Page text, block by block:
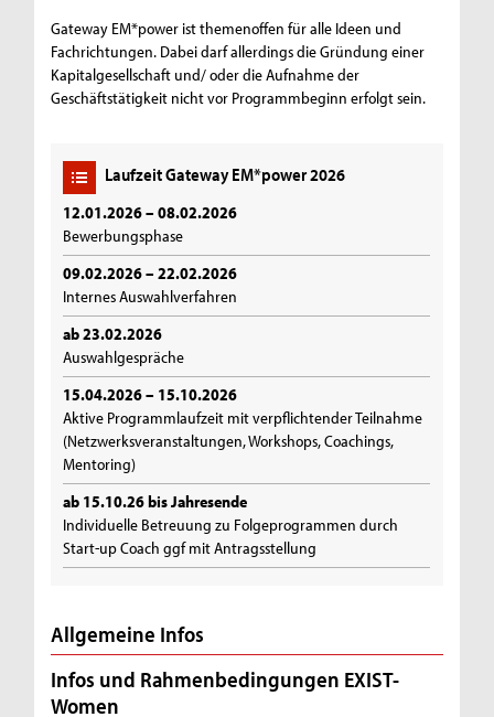
Gateway EM*power ist themenoffen für alle Ideen und
Fachrichtungen. Dabei darf allerdings die Gründung einer
Kapitalgesellschaft und/ oder die Aufnahme der
Geschäftstätigkeit nicht vor Programmbeginn erfolgt sein.
Laufzeit Gateway EM*power 2026
12.01.2026 – 08.02.2026
Bewerbungsphase
09.02.2026 – 22.02.2026
Internes Auswahlverfahren
ab 23.02.2026
Auswahlgespräche
15.04.2026 – 15.10.2026
Aktive Programmlaufzeit mit verpflichtender Teilnahme
(Netzwerksveranstaltungen, Workshops, Coachings,
Mentoring)
ab 15.10.26 bis Jahresende
Individuelle Betreuung zu Folgeprogrammen durch
Start-up Coach ggf mit Antragsstellung
Allgemeine Infos
Infos und Rahmenbedingungen EXIST-
Women